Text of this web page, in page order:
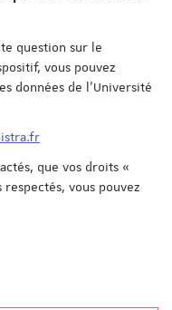
question sur le
vous pouvez
données de l'Université
que vos droits «
vous pouvez